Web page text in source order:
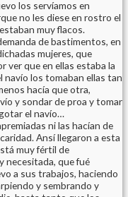
los servíamos en
no les diese en rostro el
muy flacos.
de bastimentos, en
mujeres, que
ver que en ellas estaba la
navío los tomaban ellas tan
hacía que otra,
y sondar de proa y tomar
el navío…
ni las hacían de
Ansí llegaron a esta
muy fértil de
necesitada, que fué
a sus trabajos, haciendo
y sembrando y